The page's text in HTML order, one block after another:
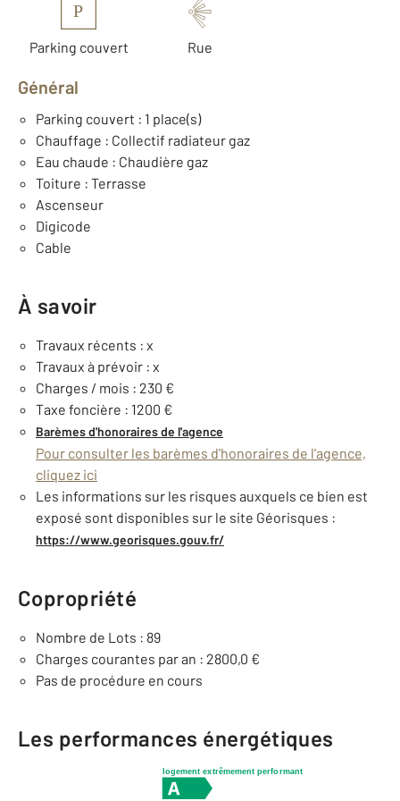
P
Parking couvert Rue
Général
Parking couvert : 1 place(s)
Chauffage : Collectif radiateur gaz
Eau chaude : Chaudière gaz
Toiture : Terrasse
Ascenseur
Digicode
Cable
À savoir
Travaux récents : x
Travaux à prévoir : x
Charges / mois : 230 €
Taxe foncière : 1200 €
Barèmes d'honoraires de l'agence
Pour consulter les barèmes d'honoraires de l'agence,
cliquez ici
Les informations sur les risques auxquels ce bien est
exposé sont disponibles sur le site Géorisques :
https://www.georisques.gouv.fr/
Copropriété
Nombre de Lots : 89
Charges courantes par an : 2800,0 €
Pas de procédure en cours
Les performances énergétiques
logement extrêmement performant